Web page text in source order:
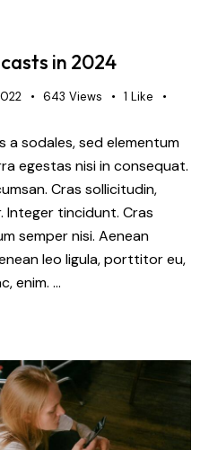
in 2024
643 Views 1 Like
a sodales, sed elementum
egestas nisi in consequat.
Cras sollicitudin,
Integer tincidunt. Cras
semper nisi. Aenean
leo ligula, porttitor eu,
enim. …